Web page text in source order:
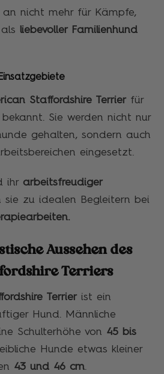
an nicht mehr für Kämpfe,
liebevoller Familienhund
Staffordshire Terrier für
Sie werden nicht nur
gehalten, sondern auch
eingesetzt.
ihr arbeitsfreudiger
sie zu idealen Begleitern bei
Aussehen des
Terriers
Terrier ist ein
Hund. Männliche
Schulterhöhe von 45 bis
Hunde etwas kleiner
43 und 46 cm.